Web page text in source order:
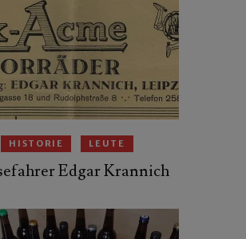
HISTORIE LEUTE
Edgar Krannich